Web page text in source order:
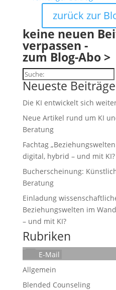
zurück zur
keine neuen
verpassen -
zum Blog-Abo >
Suchen
Neueste Beiträge
Die KI entwickelt sich
Neue Artikel rund um KI
Beratung
Fachtag
digital, hybrid – und mit KI?
Bucherscheinung:
Beratung
Einladung
Beziehungswelten im
– und mit KI?
Rubriken
E-Mail
Allgemein
Blended Counseling